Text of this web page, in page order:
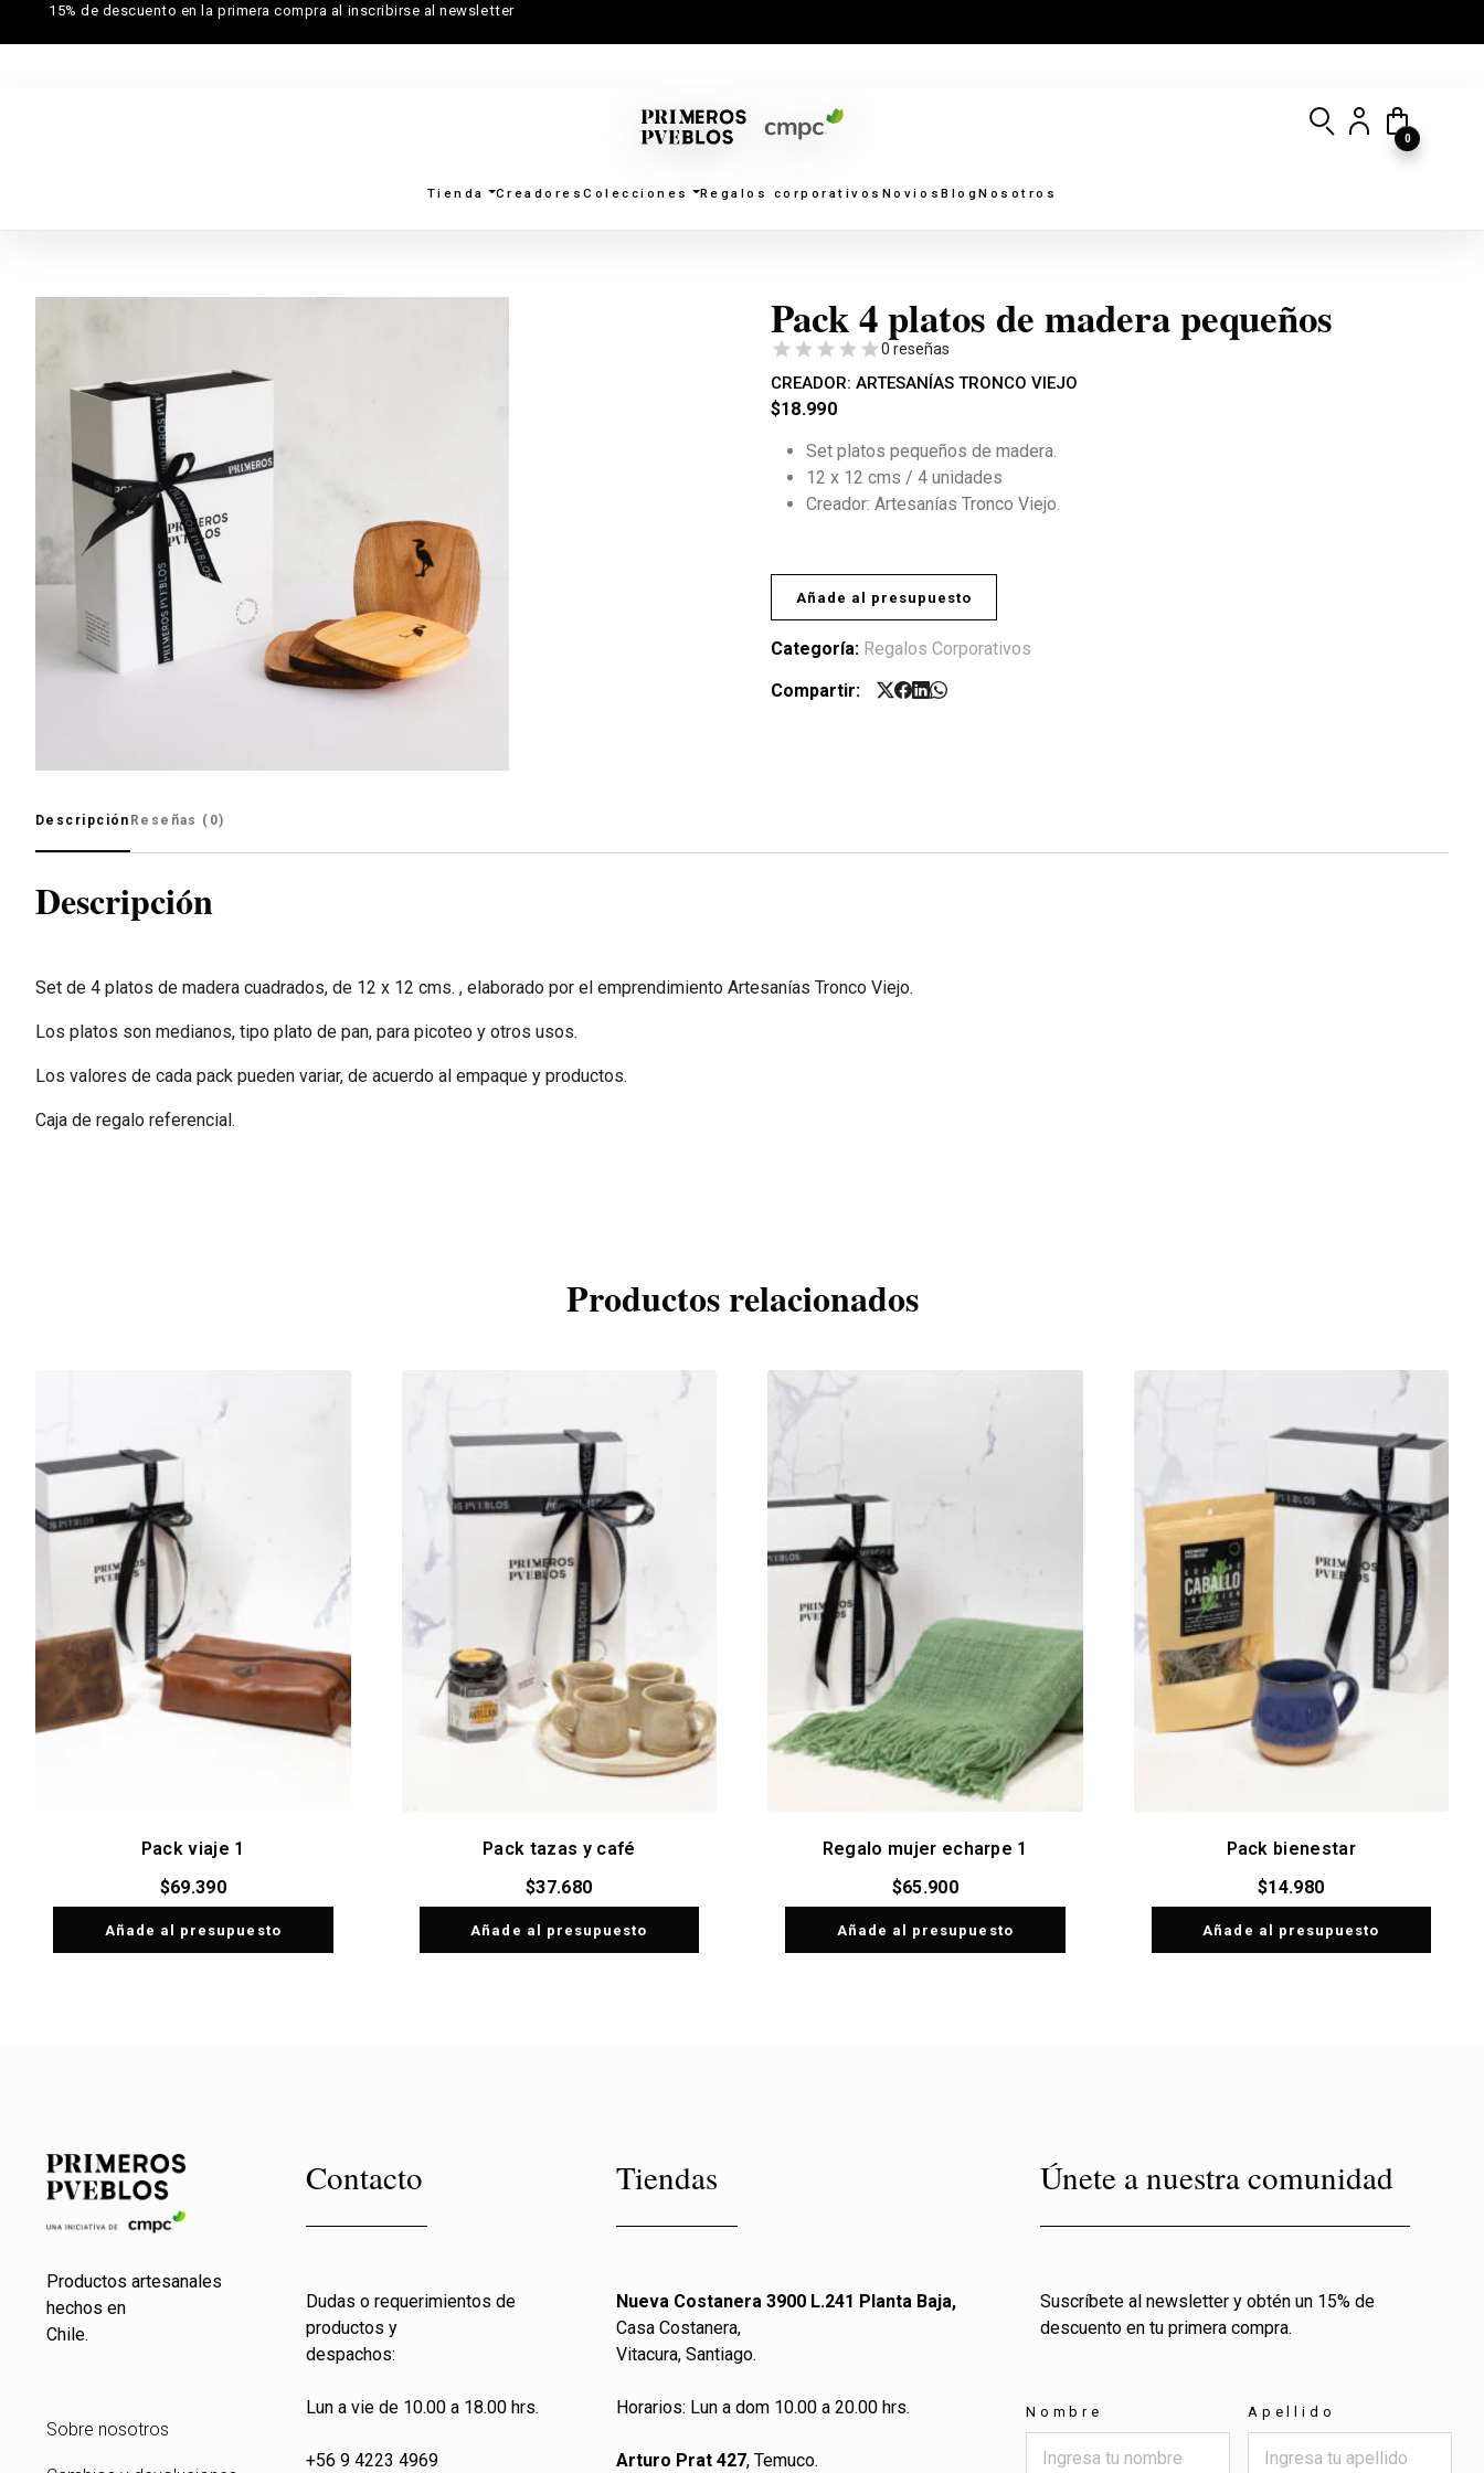
15% de descuento en la primera compra al inscribirse al newsletter
Tienda CreadoresColecciones Regalos corporativos NoviosBlogNosotros
0
Pack 4 platos de madera pequeños
0 reseñas
CREADOR: ARTESANÍAS TRONCO VIEJO
$18.990
Set platos pequeños de madera.
12 x 12 cms / 4 unidades
Creador: Artesanías Tronco Viejo.
Añade al presupuesto
Categoría: Regalos Corporativos
Compartir:
Descripción Reseñas (0)
Descripción
Set de 4 platos de madera cuadrados, de 12 x 12 cms. , elaborado por el emprendimiento Artesanías Tronco Viejo.
Los platos son medianos, tipo plato de pan, para picoteo y otros usos.
Los valores de cada pack pueden variar, de acuerdo al empaque y productos.
Caja de regalo referencial.
Productos relacionados
Pack viaje 1
$69.390
Añade al presupuesto
Pack tazas y café
$37.680
Añade al presupuesto
Regalo mujer echarpe 1
$65.900
Añade al presupuesto
Pack bienestar
$14.980
Añade al presupuesto
Productos artesanales
hechos en
Chile.
Sobre nosotros
Contacto
Dudas o requerimientos de
productos y
despachos:
Lun a vie de 10.00 a 18.00 hrs.
+56 9 4223 4969
Tiendas
Nueva Costanera 3900 L.241 Planta Baja,
Casa Costanera,
Vitacura, Santiago.
Horarios: Lun a dom 10.00 a 20.00 hrs.
Arturo Prat 427, Temuco.
Únete a nuestra comunidad
Suscríbete al newsletter y obtén un 15% de
descuento en tu primera compra.
Nombre Apellido